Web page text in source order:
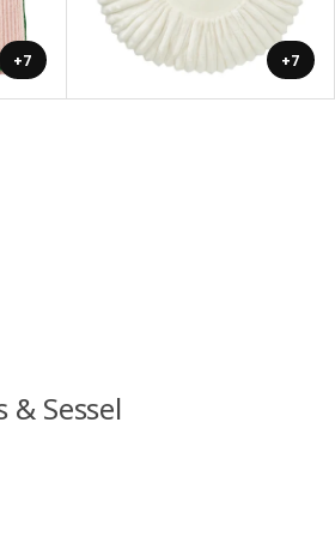
+7 +7
& Sessel